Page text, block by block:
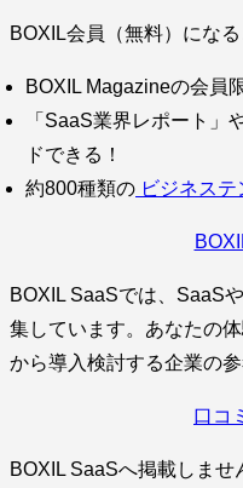
BOXIL会員（無料）にな
BOXIL Magazineの会員
「SaaS業界レポート」
ドできる！
約800種類の ビジネステ
BOXIL SaaSでは、SaaS
集しています。あなたの
から導入検討する企業の
口コ
BOXIL SaaSへ掲載しませ